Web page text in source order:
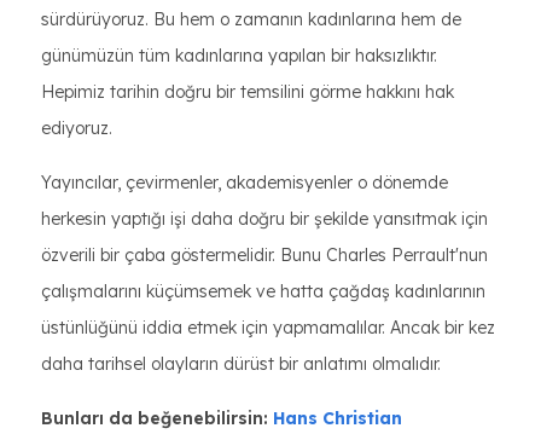
sürdürüyoruz. Bu hem o zamanın kadınlarına hem de
günümüzün tüm kadınlarına yapılan bir haksızlıktır.
Hepimiz tarihin doğru bir temsilini görme hakkını hak
ediyoruz.
Yayıncılar, çevirmenler, akademisyenler o dönemde
herkesin yaptığı işi daha doğru bir şekilde yansıtmak için
özverili bir çaba göstermelidir. Bunu Charles Perrault'nun
çalışmalarını küçümsemek ve hatta çağdaş kadınlarının
üstünlüğünü iddia etmek için yapmamalılar. Ancak bir kez
daha tarihsel olayların dürüst bir anlatımı olmalıdır.
Bunları da beğenebilirsin: Hans Christian